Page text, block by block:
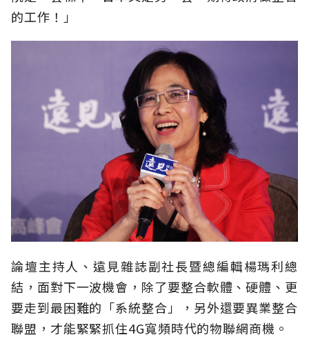
的工作！」
論壇主持人、遠見雜誌副社長暨總編輯楊瑪利總
結，面對下一波機會，除了要整合軟體、硬體、更
要走到最困難的「系統整合」，另外還要異業整合
聯盟，才能緊緊抓住4G寬頻時代的物聯網商機。